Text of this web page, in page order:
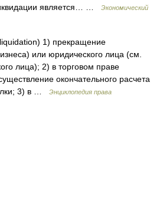
является… …
Экономический
1) прекращение
или юридического лица (см.
лица); 2) в торговом праве
окончательного расчета
3) в …
Энциклопедия права